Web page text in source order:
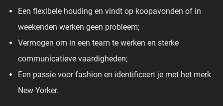
Een flexibele houding en vindt op koopavonden of in
weekenden werken geen probleem;
Vermogen om in een team te werken en sterke
communicatieve vaardigheden;
Een passie voor fashion en identificeert je met het merk
New Yorker.